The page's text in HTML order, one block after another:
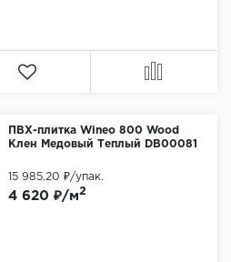
ПВХ-плитка Wineo 800 Wood
Клен Медовый Теплый DB00081
4 620 ₽/м2
15 985.20 ₽/упак.